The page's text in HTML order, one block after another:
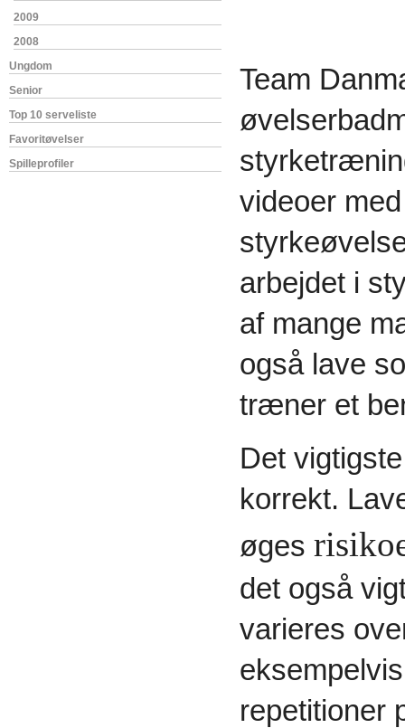
2009
2008
Ungdom
Senior
Top 10 serveliste
Favoritøvelser
Spilleprofiler
Team
videoer
arbejdet i
af mange
også lave
træner et
Det
korrekt.
øges
det også
varieres
repetitioner